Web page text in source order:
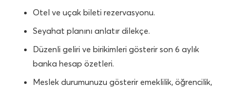
Otel ve uçak bileti rezervasyonu.
Seyahat planını anlatır dilekçe.
Düzenli geliri ve birikimleri gösterir son 6 aylık
banka hesap özetleri.
Meslek durumunuzu gösterir emeklilik, öğrencilik,